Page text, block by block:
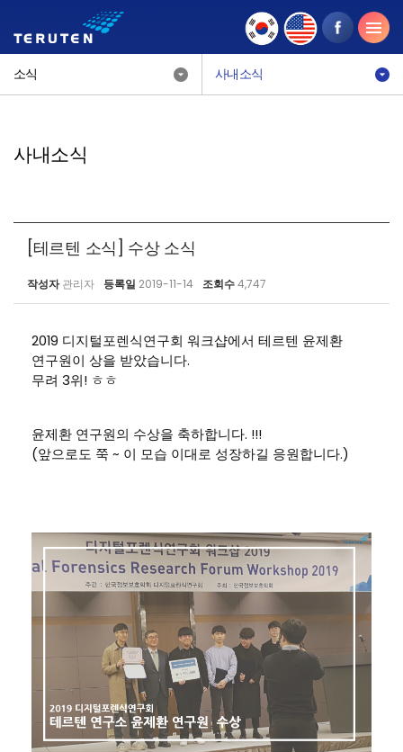
소식 사내소식
사내소식
[테르텐 소식] 수상 소식
작성자 관리자 등록일 2019-11-14 조회수4,747
2019 디지털포렌식연구회 워크샵에서 테르텐 윤제환
연구원이 상을 받았습니다.
무려 3위! ㅎㅎ
윤제환 연구원의 수상을 축하합니다. !!!
(앞으로도 쭉 ~ 이 모습 이대로 성장하길 응원합니다.)